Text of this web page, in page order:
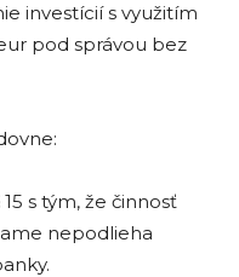
investícií s využitím
pod správou bez
s tým, že činnosť
nepodlieha